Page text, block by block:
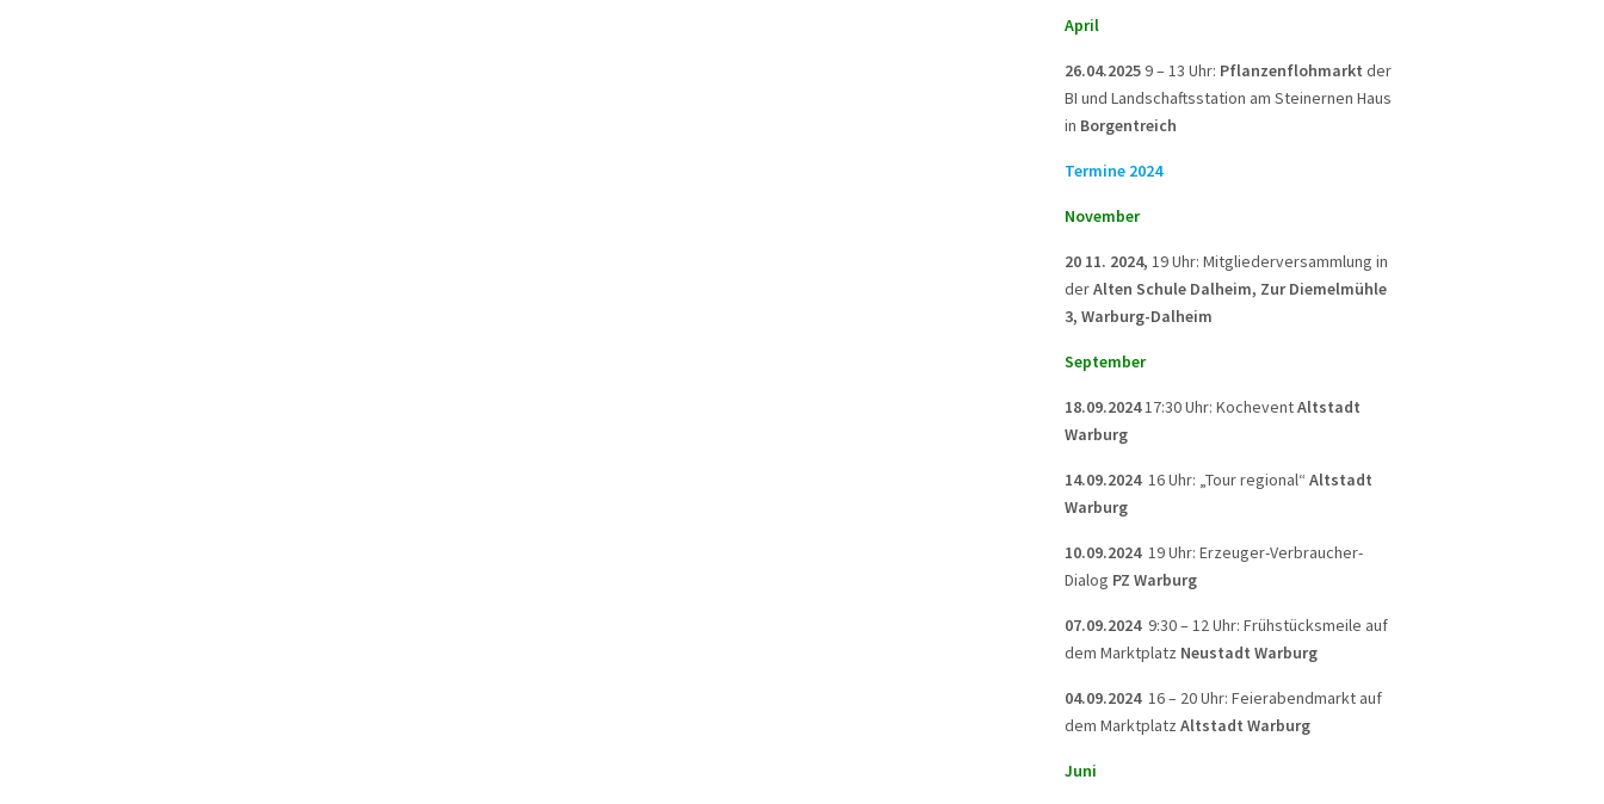
April
26.04.20259 – 13 Uhr: Pflanzenflohmarkt der
BI und Landschaftsstation am Steinernen Haus
in Borgentreich
Termine 2024
November
20 11. 2024, 19 Uhr: Mitgliederversammlung in
derAlten Schule Dalheim, Zur Diemelmühle
3, Warburg-Dalheim
September
18.09.202417:30 Uhr: KocheventAltstadt
Warburg
14.09.2024 16 Uhr: „Tour regional“ Altstadt
Warburg
10.09.2024 19 Uhr: Erzeuger-Verbraucher-
Dialog PZ Warburg
07.09.2024 9:30 – 12 Uhr: Frühstücksmeile auf
dem Marktplatz Neustadt Warburg
04.09.2024 16 – 20 Uhr: Feierabendmarkt auf
dem Marktplatz Altstadt Warburg
Juni